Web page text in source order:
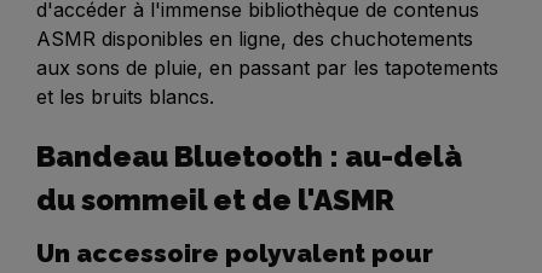
d'accéder à l'immense bibliothèque de contenus
ASMR disponibles en ligne, des chuchotements
aux sons de pluie, en passant par les tapotements
et les bruits blancs.
Bandeau Bluetooth : au-delà
du sommeil et de l'ASMR
Un accessoire polyvalent pour